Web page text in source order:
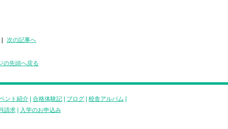
次の記事へ
の先頭へ戻る
ント紹介 合格体験記 ブログ 校舎アルバム
請求|
入学のお申込み